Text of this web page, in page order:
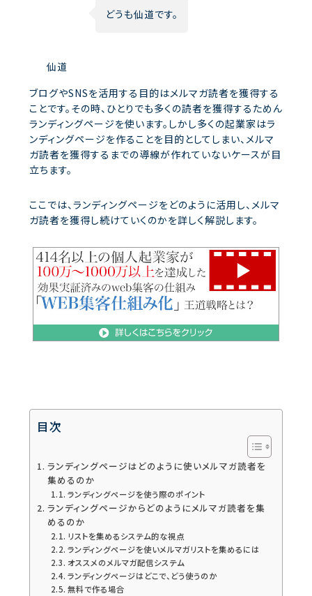
仙道
どうも仙道です。
ブログやSNSを活用する目的はメルマガ読者を獲得する
ことです。その時、ひとりでも多くの読者を獲得するためん
ランディングページを使います。しかし多くの起業家はラ
ンディングページを作ることを目的としてしまい、メルマ
ガ読者を獲得するまでの導線が作れていないケースが目
立ちます。
ここでは、ランディングページをどのように活用し、メルマ
ガ読者を獲得し続けていくのかを詳しく解説します。
目次
ランディングページはどのように使いメルマガ読者を
集めるのか
ランディングページを使う際のポイント
ランディングページからどのようにメルマガ読者を集
めるのか
リストを集めるシステム的な視点
ランディングページを使いメルマガリストを集めるには
オススメのメルマガ配信システム
ランディングページはどこで、どう使うのか
無料で作る場合